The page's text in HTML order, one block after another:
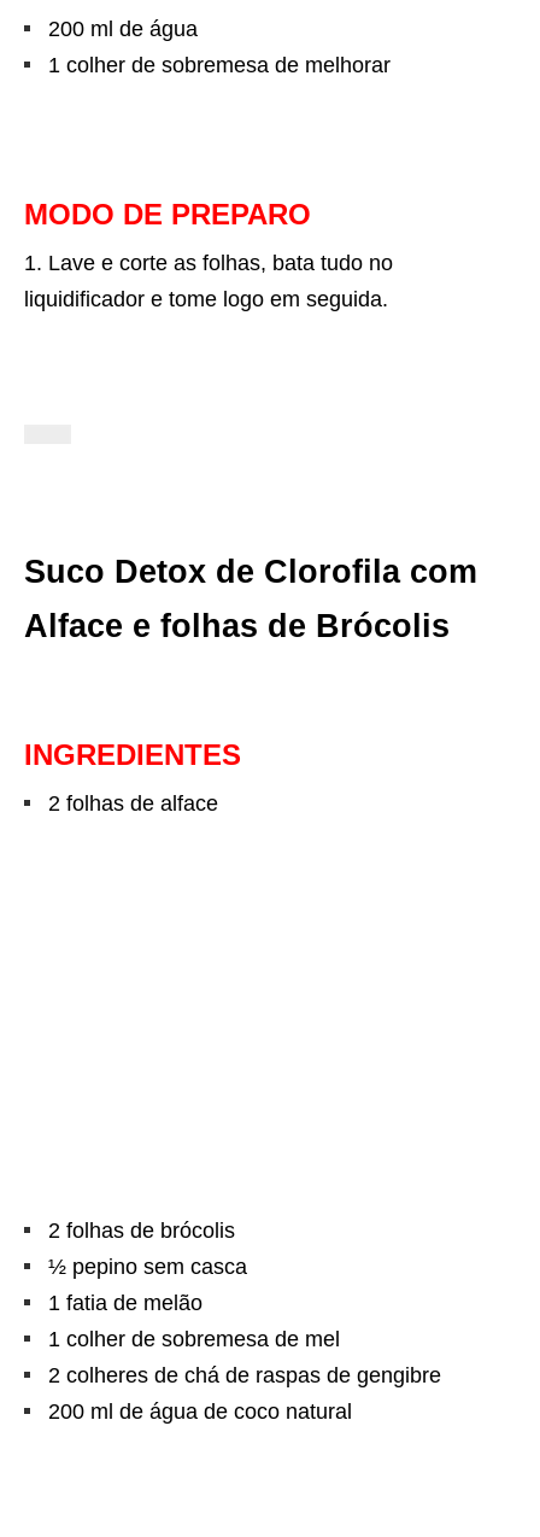
200 ml de água
1 colher de sobremesa de melhorar
MODO DE PREPARO
Lave e corte as folhas, bata tudo no
liquidificador e tome logo em seguida.
Suco Detox de Clorofila com
Alface e folhas de Brócolis
INGREDIENTES
2 folhas de alface
2 folhas de brócolis
½ pepino sem casca
1 fatia de melão
1 colher de sobremesa de mel
2 colheres de chá de raspas de gengibre
200 ml de água de coco natural